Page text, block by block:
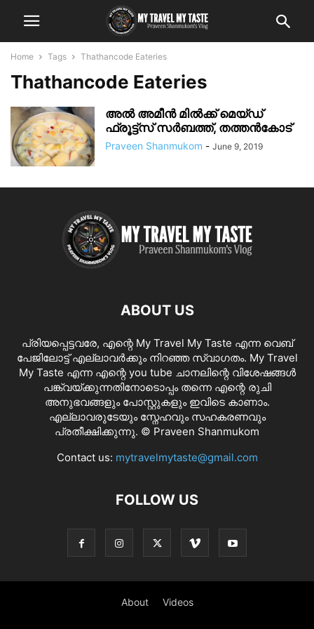
Home Tags Thathancode Eateries
Thathancode Eateries
അൽ അമീൻ മിൽക്ക് മെയ്‌ഡ്‌
ഫ്രൂട്ട്സ് സർബത്ത്, തത്തൻകോട്
Praveen Shanmukom - June 9, 2019
ABOUT US
പ്രിയപ്പെട്ടവരേ, എന്റെ My Travel My Taste എന്ന വെബ്
പേജിലോട്ട് എല്ലാവർക്കും നിറഞ്ഞ സ്വാഗതം. My Travel
My Taste എന്ന എന്റെ you tube ചാനലിന്റെ വിശേഷങ്ങൾ
പങ്ക്വയ്ക്കുന്നതിനോടൊപ്പം തന്നെ എന്റെ രുചി
അനുഭവങ്ങളും പോസ്റ്റുകളും ഇവിടെ കാണാം.
എല്ലാവരുടേയും സ്നേഹവും സഹകരണവും
പ്രതീക്ഷിക്കുന്നു. © Praveen Shanmukom
Contact us: mytravelmytaste@gmail.com
FOLLOW US
About Videos